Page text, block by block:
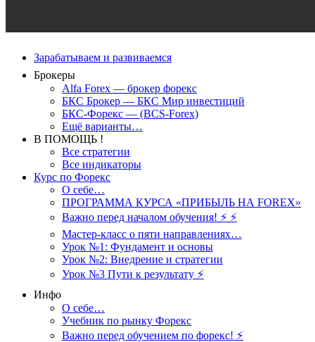
Зарабатываем и развиваемся
Брокеры
Alfa Forex — брокер форекс
БКС Брокер — БКС Мир инвестиций
БКС-Форекс — (BCS-Forex)
Ещё варианты…
В ПОМОЩЬ !
Все стратегии
Все индикаторы
Курс по Форекс
О себе…
ПРОГРАММА КУРСА «ПРИБЫЛЬ НА FOREX»
Важно перед началом обучения! ⚡ ⚡
Мастер-класс о пяти направлениях…
Урок №1: Фундамент и основы
Урок №2: Внедрение и стратегии
Урок №3 Пути к результату ⚡️
Инфо
О себе…
Учебник по рынку Форекс
Важно перед обучением по форекс! ⚡